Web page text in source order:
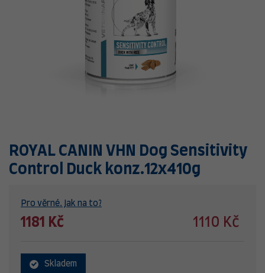
ROYAL CANIN VHN Dog Sensitivity
Control Duck konz.12x410g
Pro věrné. Jak na to?
1181 Kč 1110 Kč
Skladem